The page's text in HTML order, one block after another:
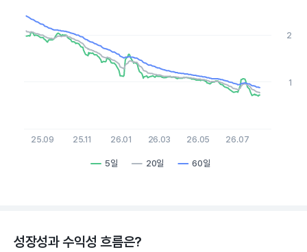
The chart has 1 X axis displaying Time. Data ranges from
The chart has 1 Y axis displaying values. Data ranges from 0.7
5일 20일 60일
25.09 25.11 26.01 26.03 26.05 26.07
1
2
성장성과 수익성 흐름은?